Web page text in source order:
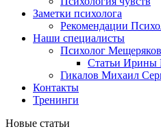
Заметки психолога
Рекомендации
Наши специалисты
Психолог
Статьи Ирины
Гикалов Михаил
Контакты
Тренинги
Новые статьи